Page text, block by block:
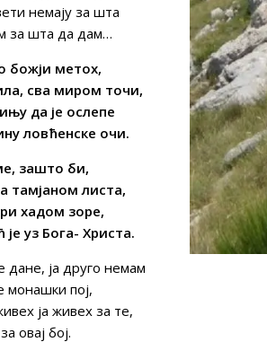
немају за шта
за шта да дам…
божји метох,
сва миром точи,
да је ослепе
ловћенске очи.
зашто би,
тамјаном листа,
хадом зоре,
је уз Бога- Христа.
ја друго немам
монашки пој,
ја живех за те,
овај бој.